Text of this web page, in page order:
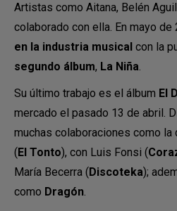
Artistas como Aitana, Belén
colaborado con ella. En mayo de
en la industria musical con la
segundo álbum, La Niña.
Su último trabajo es el álbum El
mercado el pasado 13 de abril.
muchas colaboraciones como la
(El Tonto), con Luis Fonsi (
María Becerra (Discoteka);
como Dragón.